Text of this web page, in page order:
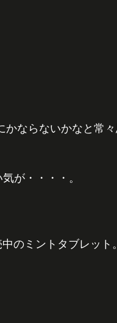
が・・・・。
のミントタブレット。